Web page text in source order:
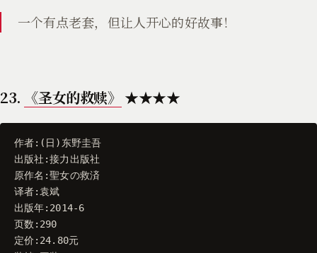
一个有点老套，但让人开心的好故事！
23. 《圣女的救赎》 ★★★★
作者:( 日 ) 东野圭吾
出版社 :接力出版社
原作名 :聖女の救済
译者: 袁斌
出版年: 2014-6
页数 : 290
定价 : 24.80元